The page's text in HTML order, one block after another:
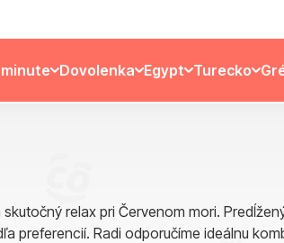
Dovolenka Egypt Turecko
relax pri Červenom mori.
preferencií. Radi odporučíme ideálnu